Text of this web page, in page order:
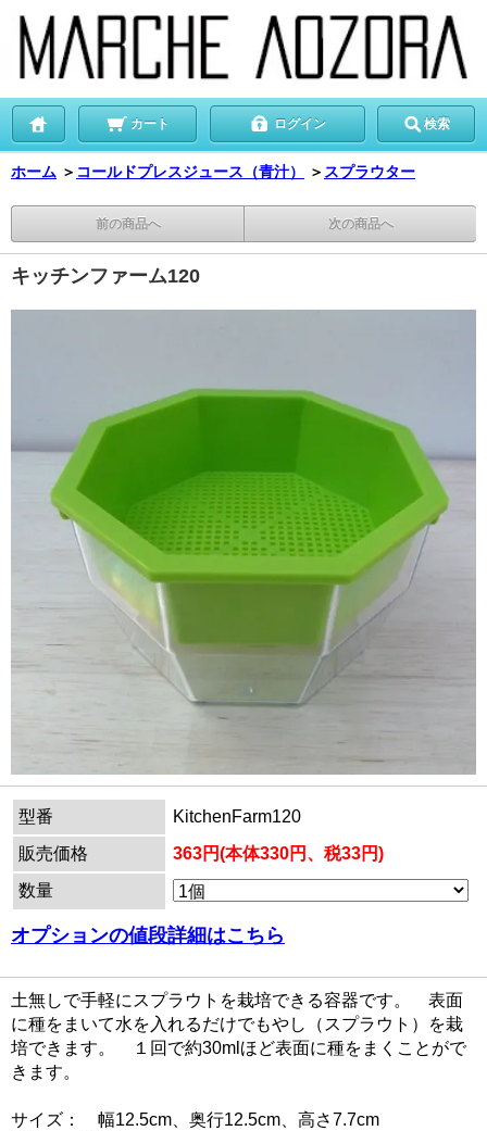
カート ログイン 検索
ホーム ＞ コールドプレスジュース（青汁） ＞ スプラウター
前の商品へ 次の商品へ
キッチンファーム120
型番
KitchenFarm120
販売価格
363円(本体330円、税33円)
数量
オプションの値段詳細はこちら
土無しで手軽にスプラウトを栽培できる容器です。 表面
に種をまいて水を入れるだけでもやし（スプラウト）を栽
培できます。 １回で約30mlほど表面に種をまくことがで
きます。
サイズ： 幅12.5cm、奥行12.5cm、高さ7.7cm